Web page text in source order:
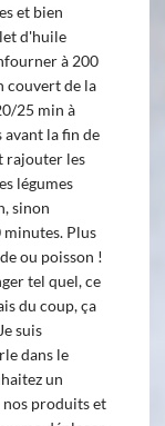
et bien
d'huile
à 200
couvert de la
25 min à
la fin de
rajouter les
légumes
sinon
Plus
ou poisson !
tel quel, ce
du coup, ça
suis
dans le
un
produits et